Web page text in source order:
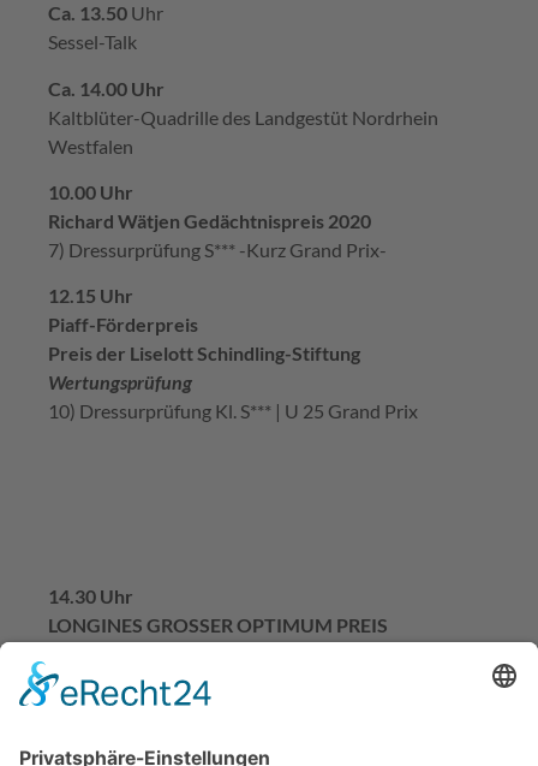
Ca. 13.50 Uhr
Sessel-Talk
Ca. 14.00 Uhr
Kaltblüter-Quadrille des Landgestüt Nordrhein
Westfalen
10.00 Uhr
Richard Wätjen Gedächtnispreis 2020
7) Dressurprüfung S*** -Kurz Grand Prix-
12.15 Uhr
Piaff-Förderpreis
Preis der Liselott Schindling-Stiftung
Wertungsprüfung
10) Dressurprüfung Kl. S*** | U 25 Grand Prix
14.30 Uhr
LONGINES GROSSER OPTIMUM PREIS
Wertungsprüfung zur Deutschen Meisterschaft 2020
Grand Prix Kür